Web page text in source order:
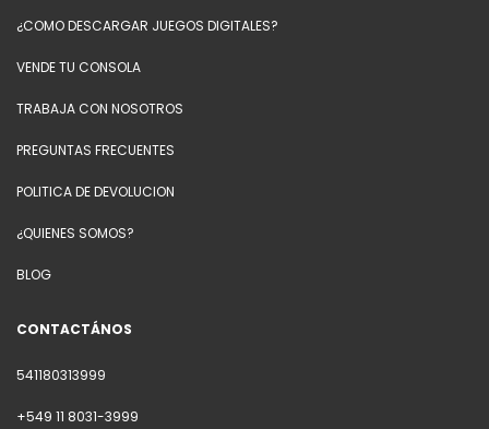
¿COMO DESCARGAR JUEGOS DIGITALES?
VENDE TU CONSOLA
TRABAJA CON NOSOTROS
PREGUNTAS FRECUENTES
POLITICA DE DEVOLUCION
¿QUIENES SOMOS?
BLOG
CONTACTÁNOS
541180313999
+549 11 8031-3999